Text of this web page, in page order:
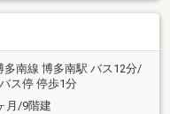
多南線 博多南駅 バス12分/
ス停 停歩1分
月/9階建